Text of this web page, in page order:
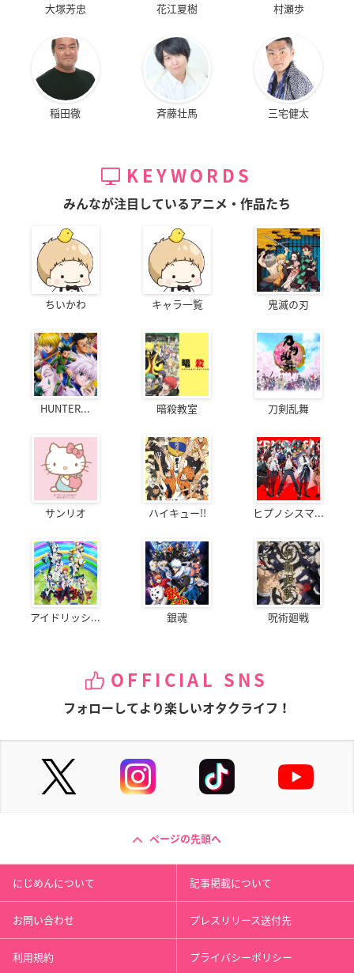
大塚芳忠 花江夏樹 村瀬歩
稲田徹 斉藤壮馬 三宅健太
KEYWORDS
みんなが注目しているアニメ・作品たち
ちいかわ キャラ一覧 鬼滅の刃
HUNTER... 暗殺教室 刀剣乱舞
サンリオ ハイキュー!! ヒプノシスマ...
アイドリッシ... 銀魂 呪術廻戦
OFFICIAL SNS
フォローしてより楽しいオタクライフ！
ページの先頭へ
にじめんについて 記事掲載について
お問い合わせ プレスリリース送付先
利用規約 プライバシーポリシー